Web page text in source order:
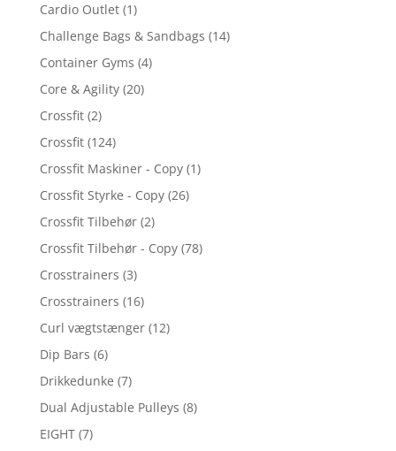
Cardio Outlet (1)
Challenge Bags & Sandbags (14)
Container Gyms (4)
Core & Agility (20)
Crossfit (2)
Crossfit (124)
Crossfit Maskiner - Copy (1)
Crossfit Styrke - Copy (26)
Crossfit Tilbehør (2)
Crossfit Tilbehør - Copy (78)
Crosstrainers (3)
Crosstrainers (16)
Curl vægtstænger (12)
Dip Bars (6)
Drikkedunke (7)
Dual Adjustable Pulleys (8)
EIGHT (7)